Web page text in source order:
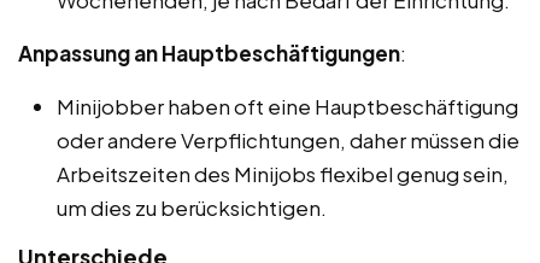
Anpassung an Hauptbeschäftigungen:
Minijobber haben oft eine Hauptbeschäftigung
oder andere Verpflichtungen, daher müssen die
Arbeitszeiten des Minijobs flexibel genug sein,
um dies zu berücksichtigen.
Unterschiede